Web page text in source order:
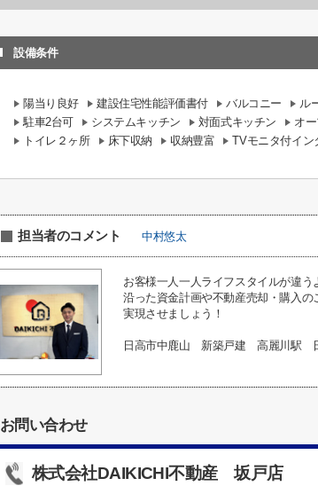
設備条件
陽当り良好 建設住宅性能評価書付 バルコニー ル
駐車2台可
システムキッチン 対面式キッチン オ
トイレ２ヶ所
床下収納 収納豊富 TVモニタ付イン
担当者のコメント 中村悠太
お客様一人一人ライフスタイルが違
沿った資金計画や不動産売却・購入
実現させましょう！
日高市中鹿山 新築戸建 高麗川駅
お問い合わせ
株式会社DAIKICHI不動産 坂戸店